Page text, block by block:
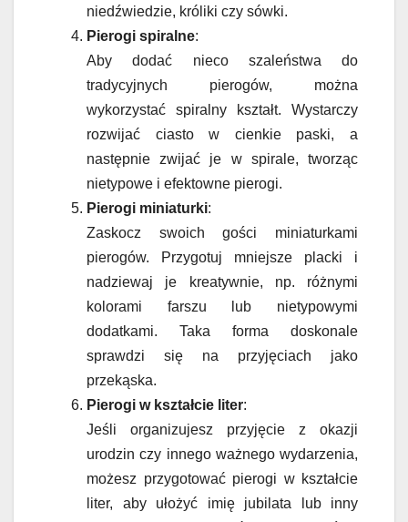
niedźwiedzie, króliki czy sówki.
Pierogi spiralne:
Aby dodać nieco szaleństwa do
tradycyjnych pierogów, można
wykorzystać spiralny kształt. Wystarczy
rozwijać ciasto w cienkie paski, a
następnie zwijać je w spirale, tworząc
nietypowe i efektowne pierogi.
Pierogi miniaturki:
Zaskocz swoich gości miniaturkami
pierogów. Przygotuj mniejsze placki i
nadziewaj je kreatywnie, np. różnymi
kolorami farszu lub nietypowymi
dodatkami. Taka forma doskonale
sprawdzi się na przyjęciach jako
przekąska.
Pierogi w kształcie liter:
Jeśli organizujesz przyjęcie z okazji
urodzin czy innego ważnego wydarzenia,
możesz przygotować pierogi w kształcie
liter, aby ułożyć imię jubilata lub inny